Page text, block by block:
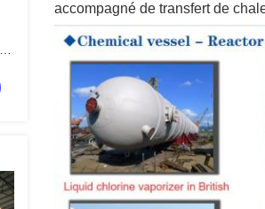
accompagné de transfert de